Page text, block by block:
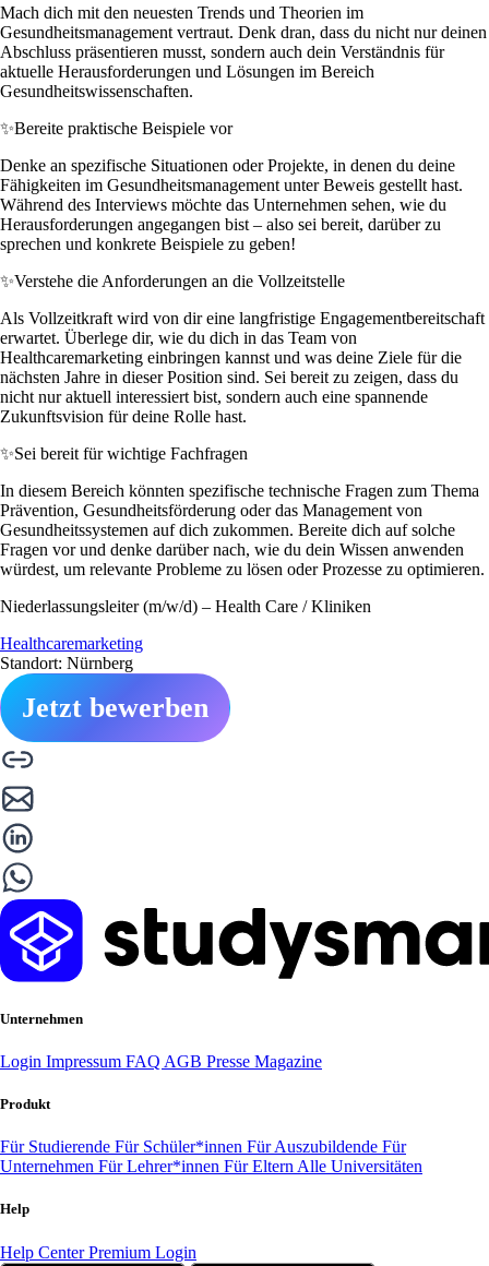
Mach dich mit den neuesten Trends und Theorien im
Gesundheitsmanagement vertraut. Denk dran, dass du nicht nur deinen
Abschluss präsentieren musst, sondern auch dein Verständnis für
aktuelle Herausforderungen und Lösungen im Bereich
Gesundheitswissenschaften.
✨Bereite praktische Beispiele vor
Denke an spezifische Situationen oder Projekte, in denen du deine
Fähigkeiten im Gesundheitsmanagement unter Beweis gestellt hast.
Während des Interviews möchte das Unternehmen sehen, wie du
Herausforderungen angegangen bist – also sei bereit, darüber zu
sprechen und konkrete Beispiele zu geben!
✨Verstehe die Anforderungen an die Vollzeitstelle
Als Vollzeitkraft wird von dir eine langfristige Engagementbereitschaft
erwartet. Überlege dir, wie du dich in das Team von
Healthcaremarketing einbringen kannst und was deine Ziele für die
nächsten Jahre in dieser Position sind. Sei bereit zu zeigen, dass du
nicht nur aktuell interessiert bist, sondern auch eine spannende
Zukunftsvision für deine Rolle hast.
✨Sei bereit für wichtige Fachfragen
In diesem Bereich könnten spezifische technische Fragen zum Thema
Prävention, Gesundheitsförderung oder das Management von
Gesundheitssystemen auf dich zukommen. Bereite dich auf solche
Fragen vor und denke darüber nach, wie du dein Wissen anwenden
würdest, um relevante Probleme zu lösen oder Prozesse zu optimieren.
Niederlassungsleiter (m/w/d) – Health Care / Kliniken
Healthcaremarketing
Standort: Nürnberg
Jetzt bewerben
Unternehmen
Login Impressum FAQ AGB Presse Magazine
Produkt
Für Studierende Für Schüler*innen Für Auszubildende Für
Unternehmen Für Lehrer*innen Für Eltern Alle Universitäten
Help
Help CenterPremium Login